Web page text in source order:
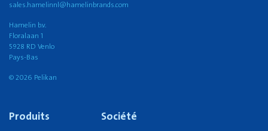
sales.hamelinnl@hamelinbrands.com
Hamelin b.v.
Floralaan 1
5928 RD Venlo
Pays-Bas
© 2026 Pelikan
Produits Société